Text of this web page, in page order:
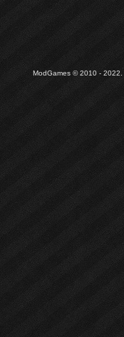
ModGames © 2010 - 2022.